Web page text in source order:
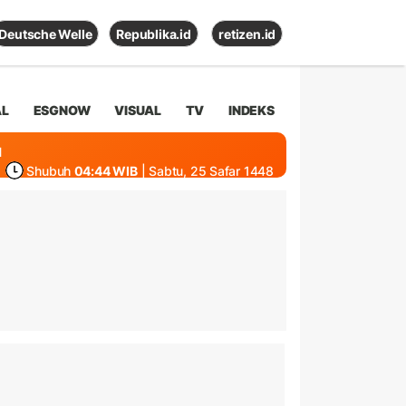
Deutsche Welle Republika.id retizen.id
ESGNOW VISUAL TV INDEKS
Shubuh 04:44 WIB | Sabtu, 25 Safar 1448